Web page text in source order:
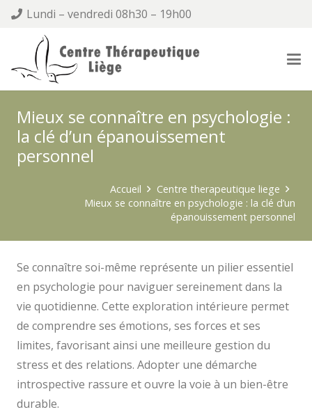
Lundi – vendredi 08h30 – 19h00
Mieux se connaître en psychologie :
la clé d’un épanouissement
personnel
Accueil
Centre therapeutique liege
Mieux se connaître en psychologie : la clé d’un
épanouissement personnel
Se connaître soi-même représente un pilier essentiel
en psychologie pour naviguer sereinement dans la
vie quotidienne. Cette exploration intérieure permet
de comprendre ses émotions, ses forces et ses
limites, favorisant ainsi une meilleure gestion du
stress et des relations. Adopter une démarche
introspective rassure et ouvre la voie à un bien-être
durable.